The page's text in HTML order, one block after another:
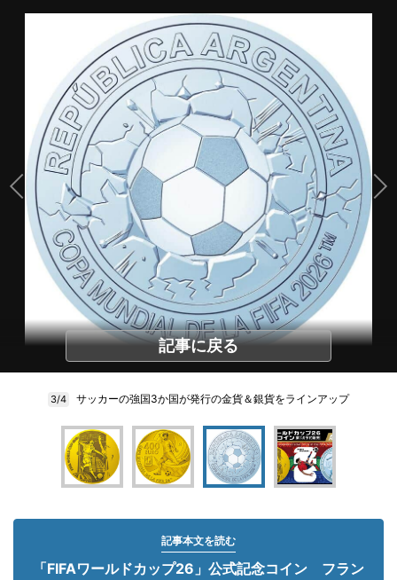
記事に戻る
3/4 サッカーの強国3か国が発行の金貨＆銀貨をラインアップ
記事本文を読む
「FIFAワールドカップ26」公式記念コイン フラン